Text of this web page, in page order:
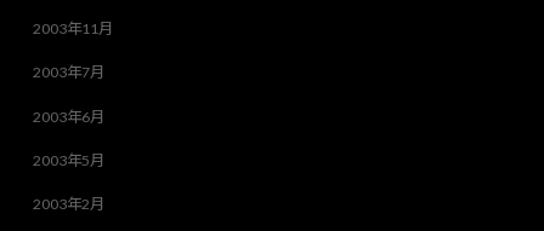
2003年11月
2003年7月
2003年6月
2003年5月
2003年2月